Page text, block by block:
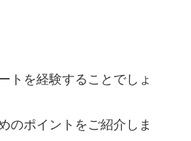
トを経験することでしょ
のポイントをご紹介しま